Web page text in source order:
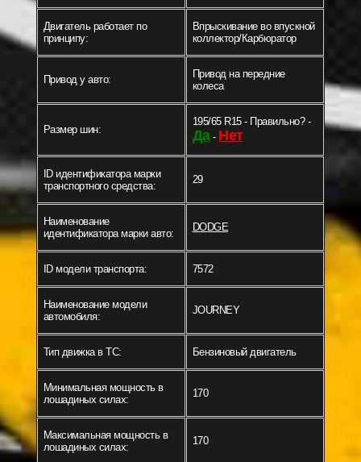
Двигатель работает по
принципу:
Впрыскивание во впускной
коллектор/Карбюратор
Привод у авто:
Привод на передние
колеса
Размер шин:
195/65 R15 - Правильно? -
Да- Нет
ID идентификатора марки
транспортного средства:
29
Наименование
идентификатора марки авто:
DODGE
ID модели транспорта: 7572
Наименование модели
автомобиля:
JOURNEY
Тип движка в ТС: Бензиновый двигатель
Минимальная мощность в
лошадиных силах:
170
Максимальная мощность в
лошадиных силах:
170